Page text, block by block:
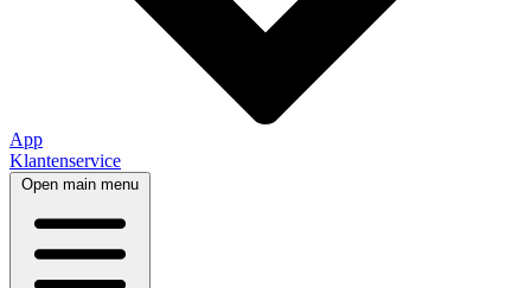
App
Klantenservice
Open main menu